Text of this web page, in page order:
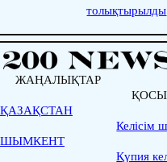
толықтырылды
ЖАҢАЛЫҚТАР
ҚАЗАҚСТАН
ШЫМКЕНТ
Келісім
Қүпия